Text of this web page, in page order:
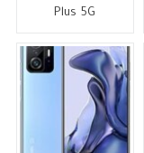
Plus 5G